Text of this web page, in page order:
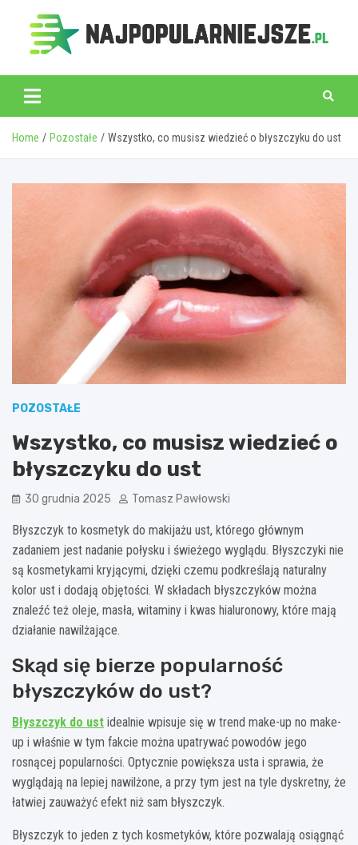
content
najpopularniejsze.pl
Home Pozostałe Wszystko, co musisz wiedzieć o błyszczyku do ust
POZOSTAŁE
Wszystko, co musisz wiedzieć o
błyszczyku do ust
30 grudnia 2025 Tomasz Pawłowski
Błyszczyk to kosmetyk do makijażu ust, którego głównym
zadaniem jest nadanie połysku i świeżego wyglądu. Błyszczyki nie
są kosmetykami kryjącymi, dzięki czemu podkreślają naturalny
kolor ust i dodają objętości. W składach błyszczyków można
znaleźć też oleje, masła, witaminy i kwas hialuronowy, które mają
działanie nawilżające.
Skąd się bierze popularność
błyszczyków do ust?
Błyszczyk do ust idealnie wpisuje się w trend make-up no make-
up i właśnie w tym fakcie można upatrywać powodów jego
rosnącej popularności. Optycznie powiększa usta i sprawia, że
wyglądają na lepiej nawilżone, a przy tym jest na tyle dyskretny, że
łatwiej zauważyć efekt niż sam błyszczyk.
Błyszczyk to jeden z tych kosmetyków, które pozwalają osiągnąć